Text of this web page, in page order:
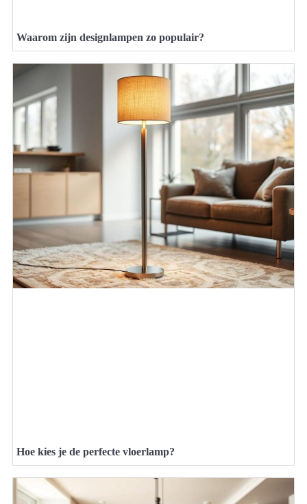
Waarom zijn designlampen zo populair?
Hoe kies je de perfecte vloerlamp?